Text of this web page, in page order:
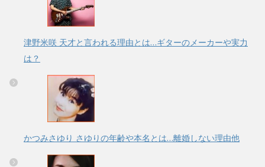
津野米咲 天才と言われる理由とは…ギターのメーカーや実力
は？
かつみさゆり さゆりの年齢や本名とは…離婚しない理由他